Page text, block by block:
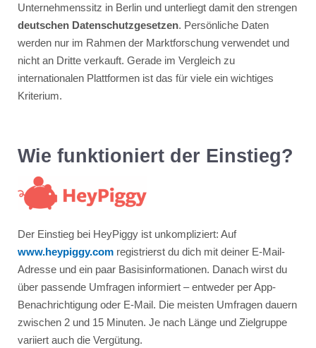
Unternehmenssitz in Berlin und unterliegt damit den strengen
deutschen Datenschutzgesetzen. Persönliche Daten
werden nur im Rahmen der Marktforschung verwendet und
nicht an Dritte verkauft. Gerade im Vergleich zu
internationalen Plattformen ist das für viele ein wichtiges
Kriterium.
Wie funktioniert der Einstieg?
Der Einstieg bei HeyPiggy ist unkompliziert: Auf
www.heypiggy.comregistrierst du dich mit deiner E-Mail-
Adresse und ein paar Basisinformationen. Danach wirst du
über passende Umfragen informiert – entweder per App-
Benachrichtigung oder E-Mail. Die meisten Umfragen dauern
zwischen 2 und 15 Minuten. Je nach Länge und Zielgruppe
variiert auch die Vergütung.